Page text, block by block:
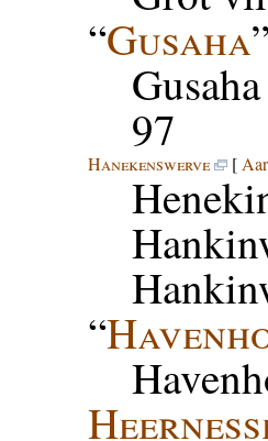
“Gusaha”
Gusaha
97
Hanekenswerve [
“